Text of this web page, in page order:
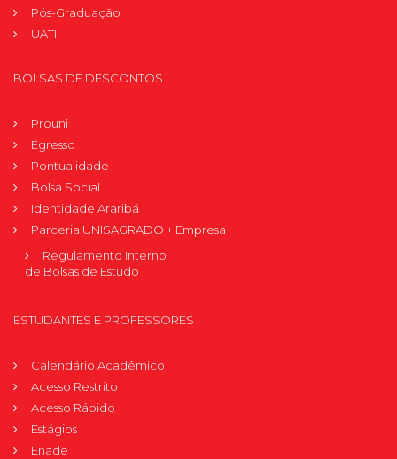
Pós-Graduação
UATI
BOLSAS DE DESCONTOS
Prouni
Egresso
Pontualidade
Bolsa Social
Identidade Araribá
Parceria UNISAGRADO + Empresa
Regulamento Interno
de Bolsas de Estudo
ESTUDANTES E PROFESSORES
Calendário Acadêmico
Acesso Restrito
Acesso Rápido
Estágios
Enade